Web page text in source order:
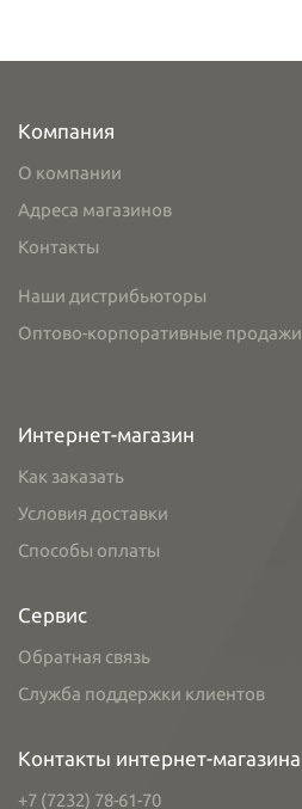
Компания
О компании
Адреса магазинов
Контакты
Наши дистрибьюторы
Оптово-корпоративные продажи
Интернет-магазин
Как заказать
Условия доставки
Способы оплаты
Сервис
Обратная связь
Служба поддержки клиентов
Контакты интернет-магазина
+7 (7232) 78-61-70